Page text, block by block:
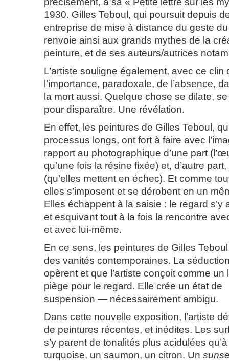
1930. Gilles Teboul, qui poursuit depuis
entreprise de mise à distance du geste
renvoie ainsi aux grands mythes de la
peinture, et de ses auteurs/autrices
L’artiste souligne également, avec ce clin
l’importance, paradoxale, de l’absence,
la mort aussi. Quelque chose se dilate,
pour disparaître. Une révélation.
En effet, les peintures de Gilles Teboul,
processus longs, ont fort à faire avec
rapport au photographique d’une part
qu’une fois la résine fixée) et, d’autre
(qu’elles mettent en échec). Et comme
elles s’imposent et se dérobent en un
Elles échappent à la saisie : le regard s’y
et esquivant tout à la fois la rencontre
et avec lui-même.
En ce sens, les peintures de Gilles
des vanités contemporaines. La
opèrent et que l’artiste conçoit comme un
piège pour le regard. Elle crée un état de
suspension — nécessairement ambigu.
Dans cette nouvelle exposition, l’artiste
de peintures récentes, et inédites. Les
s’y parent de tonalités plus acidulées
turquoise, un saumon, un citron. Un